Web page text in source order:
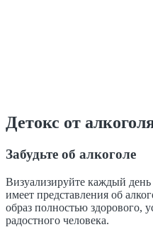
Детокс от
Забудьте об алкоголе
Визуализируйте каждый день
имеет представления об
образ полностью здорового,
радостного человека.